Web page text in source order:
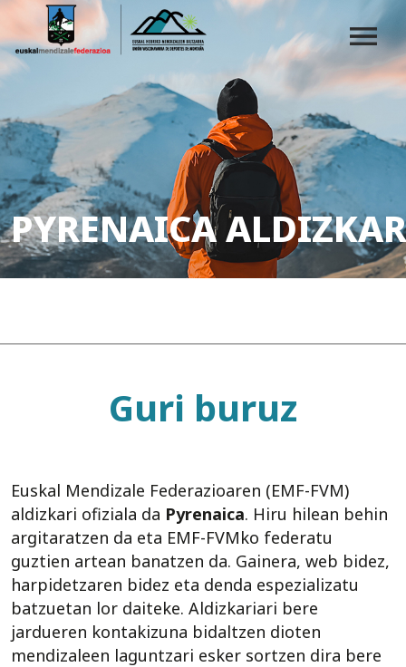
PYRENAICA
Guri buruz
Euskal Mendizale Federazioaren (EMF-FVM)
aldizkari ofiziala da Pyrenaica. Hiru hilean behin
argitaratzen da eta EMF-FVMko federatu
guztien artean banatzen da. Gainera, web bidez,
harpidetzaren bidez eta denda espezializatu
batzuetan lor daiteke. Aldizkariari bere
jardueren kontakizuna bidaltzen dioten
mendizaleen laguntzari esker sortzen dira bere